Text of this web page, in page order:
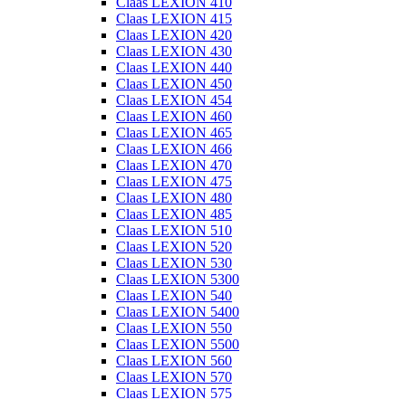
Claas LEXION 415
Claas LEXION 420
Claas LEXION 430
Claas LEXION 440
Claas LEXION 450
Claas LEXION 454
Claas LEXION 460
Claas LEXION 465
Claas LEXION 466
Claas LEXION 470
Claas LEXION 475
Claas LEXION 480
Claas LEXION 485
Claas LEXION 510
Claas LEXION 520
Claas LEXION 530
Claas LEXION 5300
Claas LEXION 540
Claas LEXION 5400
Claas LEXION 550
Claas LEXION 5500
Claas LEXION 560
Claas LEXION 570
Claas LEXION 575